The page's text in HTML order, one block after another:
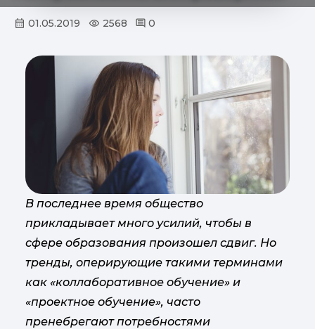
01.05.2019 2568 0
В последнее время общество
прикладывает много усилий, чтобы в
сфере образования произошел сдвиг. Но
тренды, оперирующие такими терминами
как «коллаборативное обучение» и
«проектное обучение», часто
пренебрегают потребностями